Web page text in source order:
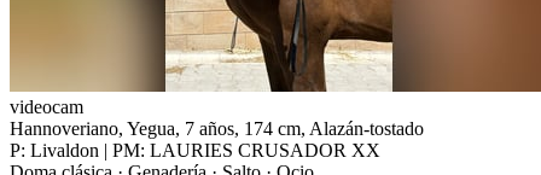
videocam
Hannoveriano, Yegua, 7 años, 174 cm, Alazán-tostado
P: Livaldon | PM: LAURIES CRUSADOR XX